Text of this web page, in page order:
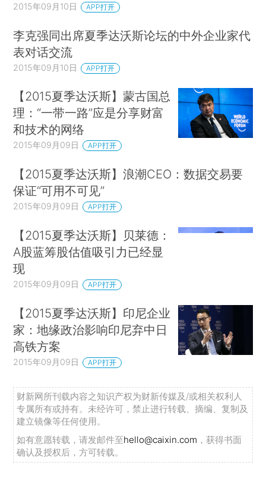
2015年09月10日 APP打开
李克强同出席夏季达沃斯论坛的中外企业家代
表对话交流
2015年09月10日 APP打开
【2015夏季达沃斯】蒙古国总
理：“一带一路”应是分享财富
和技术的网络
2015年09月09日 APP打开
【2015夏季达沃斯】浪潮CEO：数据交易要
保证“可用不可见”
2015年09月09日 APP打开
【2015夏季达沃斯】贝莱德：
A股蓝筹股估值吸引力已经显
现
2015年09月09日 APP打开
【2015夏季达沃斯】印尼企业
家：地缘政治影响印尼弃中日
高铁方案
2015年09月09日 APP打开
财新网所刊载内容之知识产权为财新传媒及/或相关权利人
专属所有或持有。未经许可，禁止进行转载、摘编、复制及
建立镜像等任何使用。
如有意愿转载，请发邮件至hello@caixin.com ，获得书面
确认及授权后，方可转载。